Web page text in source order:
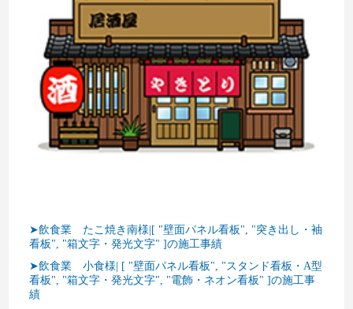
➤飲食業 たこ焼き南様|[ "壁面パネル看板", "突き出し・袖
看板", "箱文字・発光文字" ]の施工事績
➤飲食業 小食様| [ "壁面パネル看板", "スタンド看板・A型
看板", "箱文字・発光文字", "電飾・ネオン看板" ]の施工事
績